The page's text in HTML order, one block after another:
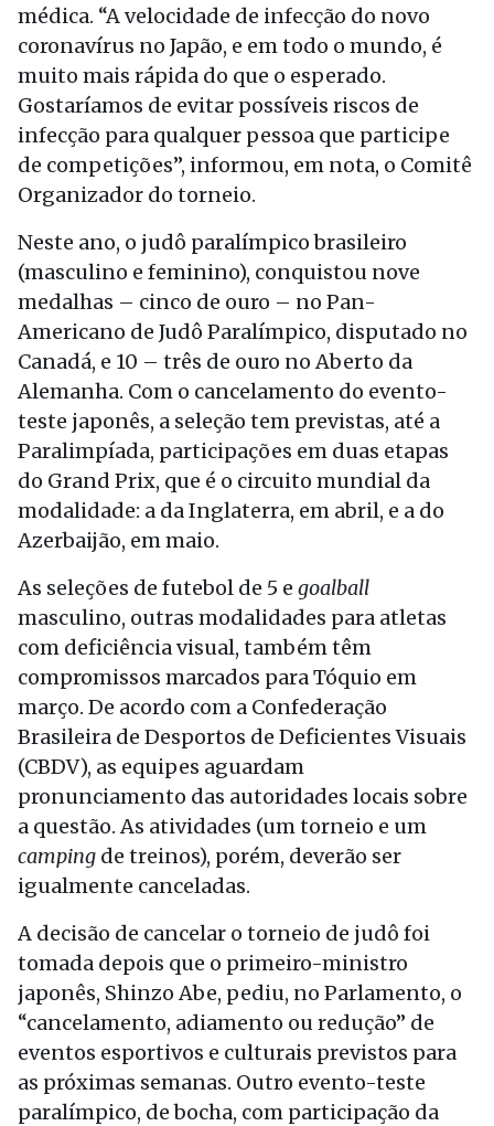
médica. “A velocidade de infecção do novo
coronavírus no Japão, e em todo o mundo, é
muito mais rápida do que o esperado.
Gostaríamos de evitar possíveis riscos de
infecção para qualquer pessoa que participe
de competições”, informou, em nota, o Comitê
Organizador do torneio.
Neste ano, o judô paralímpico brasileiro
(masculino e feminino), conquistou nove
medalhas – cinco de ouro – no Pan-
Americano de Judô Paralímpico, disputado no
Canadá, e 10 – três de ouro no Aberto da
Alemanha. Com o cancelamento do evento-
teste japonês, a seleção tem previstas, até a
Paralimpíada, participações em duas etapas
do Grand Prix, que é o circuito mundial da
modalidade: a da Inglaterra, em abril, e a do
Azerbaijão, em maio.
As seleções de futebol de 5 e goalball
masculino, outras modalidades para atletas
com deficiência visual, também têm
compromissos marcados para Tóquio em
março. De acordo com a Confederação
Brasileira de Desportos de Deficientes Visuais
(CBDV), as equipes aguardam
pronunciamento das autoridades locais sobre
a questão. As atividades (um torneio e um
camping de treinos), porém, deverão ser
igualmente canceladas.
A decisão de cancelar o torneio de judô foi
tomada depois que o primeiro-ministro
japonês, Shinzo Abe, pediu, no Parlamento, o
“cancelamento, adiamento ou redução” de
eventos esportivos e culturais previstos para
as próximas semanas. Outro evento-teste
paralímpico, de bocha, com participação da